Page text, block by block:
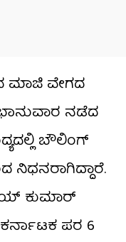
ಮಾಜಿ ವೇಗದ
ನಡೆದ
ಬೌಲಿಂಗ್
ಕುಮಾರ್
ಪರ 6